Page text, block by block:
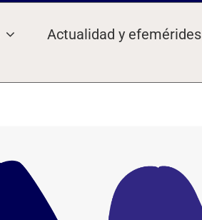
Actualidad y efemérides